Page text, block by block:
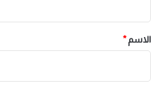
*
الاسم *